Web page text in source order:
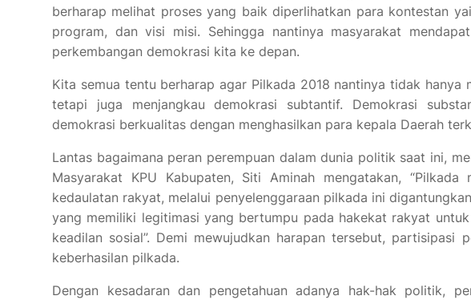
berharap melihat proses yang baik diperlihatkan para kontestan
program, dan visi misi. Sehingga nantinya masyarakat
perkembangan demokrasi kita ke depan.
Kita semua tentu berharap agar Pilkada 2018 nantinya tidak hanya
tetapi juga menjangkau demokrasi subtantif. Demokrasi
demokrasi berkualitas dengan menghasilkan para kepala Daerah
Lantas bagaimana peran perempuan dalam dunia politik saat ini,
Masyarakat KPU Kabupaten, Siti Aminah mengatakan, “Pilkada
kedaulatan rakyat, melalui penyelenggaraan pilkada ini
yang memiliki legitimasi yang bertumpu pada hakekat rakyat
keadilan sosial”. Demi mewujudkan harapan tersebut, partisipasi
keberhasilan pilkada.
Dengan kesadaran dan pengetahuan adanya hak-hak politik,